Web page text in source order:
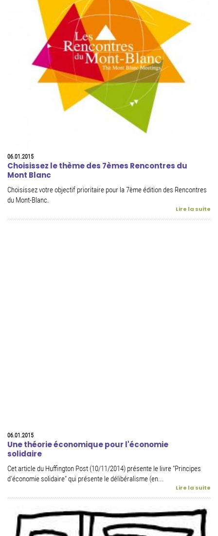
06.01.2015
Choisissez le thème des 7èmes Rencontres du
Mont Blanc
Choisissez votre objectif prioritaire pour la 7ème édition des Rencontres
du Mont-Blanc.
Lire la suite
06.01.2015
Une théorie économique pour l'économie
solidaire
Cet article du Huffington Post (10/11/2014) présente le livre "Principes
d'économie solidaire" qui présente le délibéralisme (en...
Lire la suite